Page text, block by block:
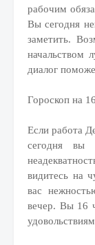
рабочим
Вы сегодня
заметить.
начальством
диалог
Гороскоп на
Если работа
сегодня вы
видитесь на
вас
вечер. Вы 16